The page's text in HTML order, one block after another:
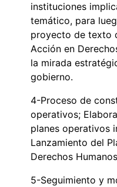
instituciones
temático, para
proyecto de texto
Acción en
la mirada
gobierno.
4-Proceso de
operativos;
planes operativos
Lanzamiento del
Derechos
5-Seguimiento y